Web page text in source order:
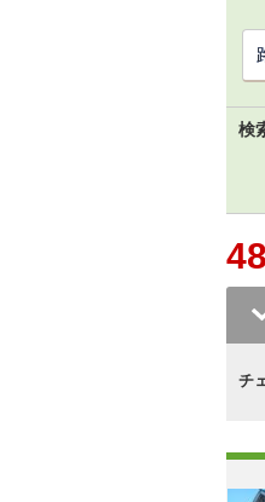
検
48
チ